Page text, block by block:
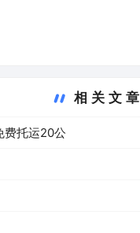
相关文章
费托运20公